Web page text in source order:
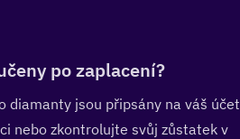
po zaplacení?
diamanty jsou připsány na váš účet
nebo zkontrolujte svůj zůstatek v